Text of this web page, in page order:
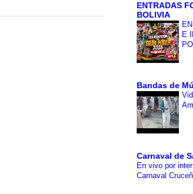
ENTRADAS
BOLIVIA
E
Bandas de
Carnaval de
En vivo por
Carnaval